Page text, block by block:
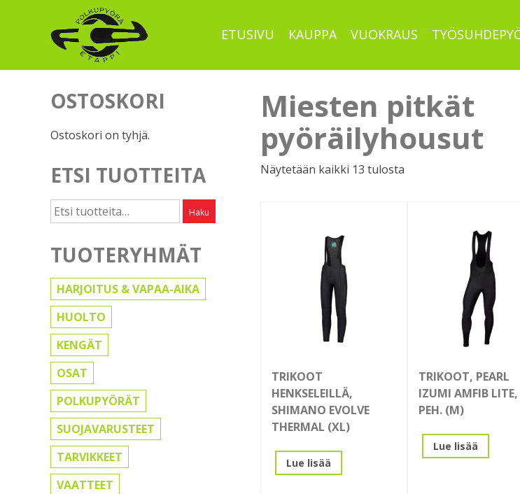
ETUSIVU KAUPPA VUOKRAUS
OSTOSKORI
Ostoskori on tyhjä.
ETSI TUOTTEITA
Etsi: Haku
TUOTERYHMÄT
HARJOITUS & VAPAA-AIKA
HUOLTO
KENGÄT
OSAT
POLKUPYÖRÄT
SUOJAVARUSTEET
TARVIKKEET
VAATTEET
Miesten pitkät
pyöräilyhousut
Näytetään kaikki 13 tulosta
TRIKOOT
HENKSELEILLÄ,
SHIMANO EVOLVE
THERMAL (XL)
Lue lisää
TRIKOOT, PEARL
IZUMI AMFIB LITE,
PEH. (M)
Lue lisää